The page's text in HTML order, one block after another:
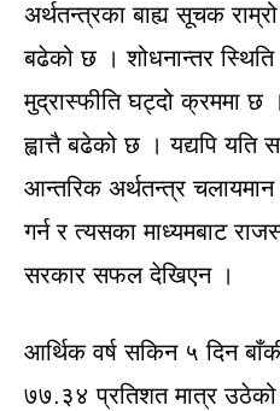
अर्थतन्त्रका बाह्य सूचक
बढेको छ । शोधनान्तर स्थिति
मुद्रास्फीति घट्दो क्रममा छ
ह्वात्तै बढेको छ । यद्यपि यति
आन्तरिक अर्थतन्त्र चलायमान
गर्न र त्यसका माध्यमबाट
सरकार सफल देखिएन ।
आर्थिक वर्ष सकिन ५ दिन
७७.३४ प्रतिशत मात्र